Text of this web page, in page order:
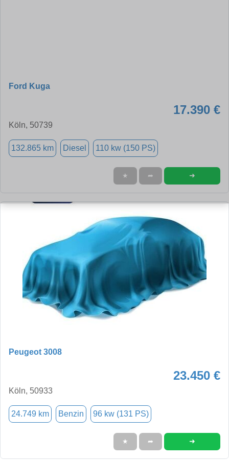
Ford Kuga
17.390 €
Köln, 50739
132.865 km Diesel 110 kw (150 PS)
★ ➦ ➜
Peugeot 3008
23.450 €
Köln, 50933
24.749 km Benzin 96 kw (131 PS)
★ ➦ ➜